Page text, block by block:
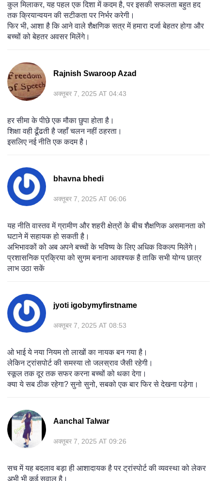
कुल मिलाकर, यह पहल एक दिशा में कदम है, पर इसकी सफलता बहुत हद
तक क्रियान्वयन की सटीकता पर निर्भर करेगी।
फिर भी, आशा है कि आने वाले शैक्षणिक सत्र में हमारा दर्जा बेहतर होगा और
बच्चों को बेहतर अवसर मिलेंगे।
Rajnish Swaroop Azad
अक्तूबर 7, 2025 AT 04:43
हर सीमा के पीछे एक मौका छुपा होता है।
शिक्षा वही ढूँढती है जहाँ चलन नहीं ठहरता।
इसलिए नई नीति एक कदम है।
bhavna bhedi
अक्तूबर 7, 2025 AT 06:06
यह नीति वास्तव में ग्रामीण और शहरी क्षेत्रों के बीच शैक्षणिक असमानता को
घटाने में सहायक हो सकती है।
अभिभावकों को अब अपने बच्चों के भविष्य के लिए अधिक विकल्प मिलेंगे।
प्रशासनिक प्रक्रिया को सुगम बनाना आवश्यक है ताकि सभी योग्य छात्र
लाभ उठा सकें
jyoti igobymyfirstname
अक्तूबर 7, 2025 AT 08:53
ओ भाई ये नया नियम तो लाखों का नायक बन गया है।
लेकिन ट्रांसपोर्ट की समस्या तो जलस्राव जैसी रहेगी।
स्कूल तक दूर तक सफर करना बच्चों को थका देगा।
क्या ये सब ठीक रहेगा? सुनो सुनो, सबको एक बार फिर से देखना पड़ेगा।
Aanchal Talwar
अक्तूबर 7, 2025 AT 09:26
सच में यह बदलाव बड़ा ही आशादायक है पर ट्रांस्पोर्ट की व्यवस्था को लेकर
अभी भी कई सवाल है।